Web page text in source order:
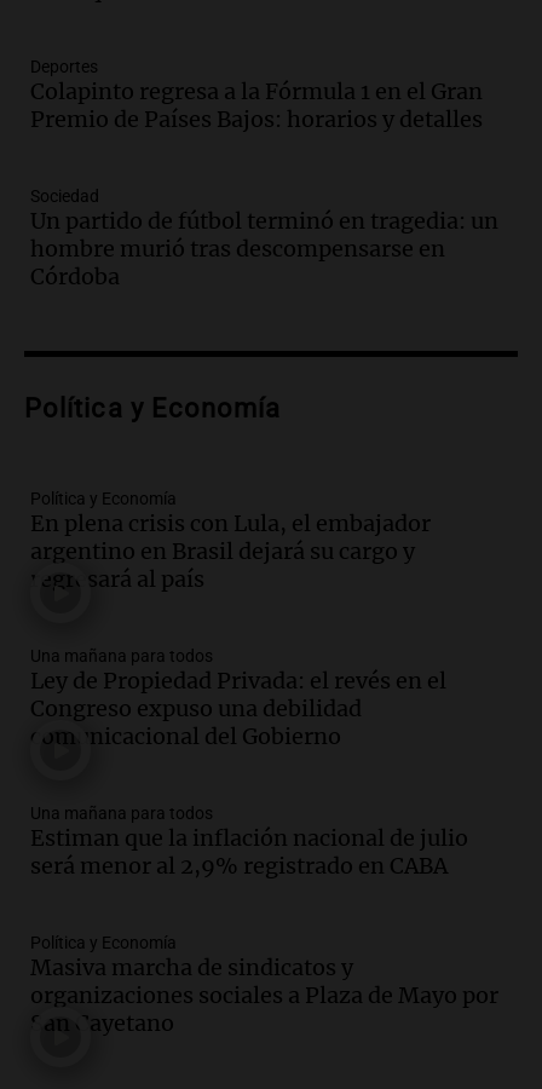
Audio.Orellana Lucca celebró su peña
de folclore en Córdoba
Episodios
Audio.Trágico accidente en Mendoza:
un muerto y varios heridos tras caída de
vehículos desde un puente
Episodios
y cinco heridos tras caer dos autos desde
Episodios
Audio.Messi llegará esta noche a
Rosario para acompañar a su familia
tras la muerte de su papá
Audio.Ley de Propiedad Privada: el revés
en el Congreso expuso una debilidad
comunicacional del Gobierno
Audio.Casabindo se prepara para una
celebración única: 30.000 turistas y el
tradicional Toreo de la Vincha
Audio.Borges, abogada de Pourrain:
"Tres hombres se lo llevaron para
hacerle preguntas y nunca regresó"
Deportes
Colapinto regresa a la Fórmula 1 en el Gran
Premio de Países Bajos: horarios y detalles
Sociedad
Un partido de fútbol terminó en tragedia: un
hombre murió tras descompensarse en
Córdoba
Política y Economía
Política y Economía
En plena crisis con Lula, el embajador
argentino en Brasil dejará su cargo y
regresará al país
Una mañana para todos
Ley de Propiedad Privada: el revés en el
Congreso expuso una debilidad
comunicacional del Gobierno
Una mañana para todos
Estiman que la inflación nacional de julio
será menor al 2,9% registrado en CABA
Política y Economía
Masiva marcha de sindicatos y
organizaciones sociales a Plaza de Mayo por
San Cayetano